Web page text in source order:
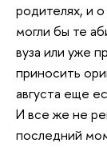
родителях, и
могли бы те
вуза или уже
приносить
августа еще
И все же не
последний